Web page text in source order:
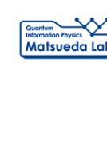
content